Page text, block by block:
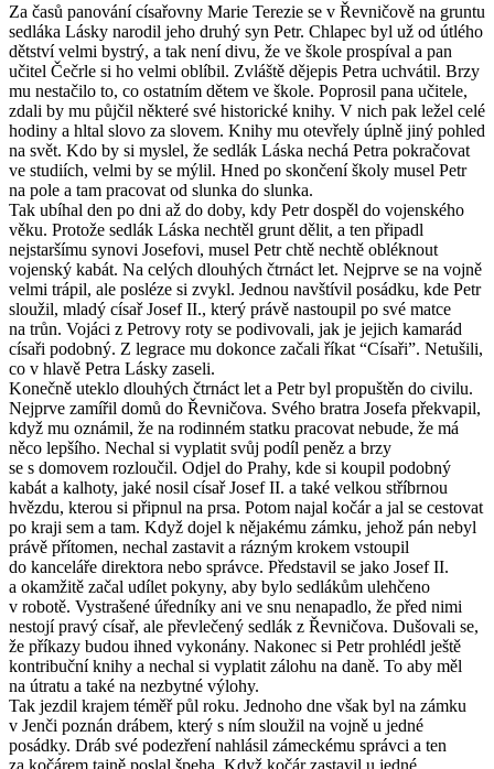
Za časů panování císařovny Marie Terezie se v Řevničově na gruntu
sedláka Lásky narodil jeho druhý syn Petr. Chlapec byl už od útlého
dětství velmi bystrý, a tak není divu, že ve škole prospíval a pan
učitel Čečrle si ho velmi oblíbil. Zvláště dějepis Petra uchvátil. Brzy
mu nestačilo to, co ostatním dětem ve škole. Poprosil pana učitele,
zdali by mu půjčil některé své historické knihy. V nich pak ležel celé
hodiny a hltal slovo za slovem. Knihy mu otevřely úplně jiný pohled
na svět. Kdo by si myslel, že sedlák Láska nechá Petra pokračovat
ve studiích, velmi by se mýlil. Hned po skončení školy musel Petr
na pole a tam pracovat od slunka do slunka.
Tak ubíhal den po dni až do doby, kdy Petr dospěl do vojenského
věku. Protože sedlák Láska nechtěl grunt dělit, a ten připadl
nejstaršímu synovi Josefovi, musel Petr chtě nechtě obléknout
vojenský kabát. Na celých dlouhých čtrnáct let. Nejprve se na vojně
velmi trápil, ale posléze si zvykl. Jednou navštívil posádku, kde Petr
sloužil, mladý císař Josef II., který právě nastoupil po své matce
na trůn. Vojáci z Petrovy roty se podivovali, jak je jejich kamarád
císaři podobný. Z legrace mu dokonce začali říkat “Císaři”. Netušili,
co v hlavě Petra Lásky zaseli.
Konečně uteklo dlouhých čtrnáct let a Petr byl propuštěn do civilu.
Nejprve zamířil domů do Řevničova. Svého bratra Josefa překvapil,
když mu oznámil, že na rodinném statku pracovat nebude, že má
něco lepšího. Nechal si vyplatit svůj podíl peněz a brzy
se s domovem rozloučil. Odjel do Prahy, kde si koupil podobný
kabát a kalhoty, jaké nosil císař Josef II. a také velkou stříbrnou
hvězdu, kterou si připnul na prsa. Potom najal kočár a jal se cestovat
po kraji sem a tam. Když dojel k nějakému zámku, jehož pán nebyl
právě přítomen, nechal zastavit a rázným krokem vstoupil
do kanceláře direktora nebo správce. Představil se jako Josef II.
a okamžitě začal udílet pokyny, aby bylo sedlákům ulehčeno
v robotě. Vystrašené úředníky ani ve snu nenapadlo, že před nimi
nestojí pravý císař, ale převlečený sedlák z Řevničova. Dušovali se,
že příkazy budou ihned vykonány. Nakonec si Petr prohlédl ještě
kontribuční knihy a nechal si vyplatit zálohu na daně. To aby měl
na útratu a také na nezbytné výlohy.
Tak jezdil krajem téměř půl roku. Jednoho dne však byl na zámku
v Jenči poznán drábem, který s ním sloužil na vojně u jedné
posádky. Dráb své podezření nahlásil zámeckému správci a ten
za kočárem tajně poslal špeha. Když kočár zastavil u jedné